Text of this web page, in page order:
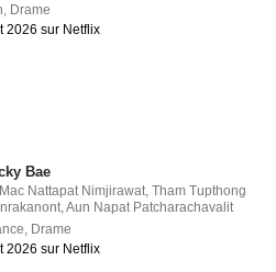
, Drame
2026 sur Netflix
Bae
Mac Nattapat Nimjirawat,Tham Tupthong
,Aun Napat Patcharachavalit
, Drame
2026 sur Netflix